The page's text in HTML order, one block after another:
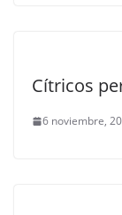
Cítricos
6 noviembre,